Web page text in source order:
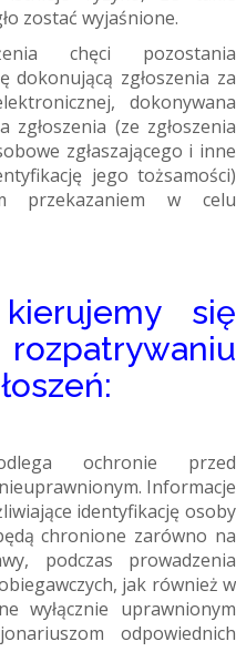
zostać wyjaśnione.
chęci pozostania
dokonującą zgłoszenia za
dokonywana
zgłoszenia (ze zgłoszenia
zgłaszającego i inne
jego tożsamości)
przekazaniem w celu
się
ochronie przed
Informacje
identyfikację osoby
chronione zarówno na
podczas prowadzenia
jak również w
wyłącznie uprawnionym
odpowiednich